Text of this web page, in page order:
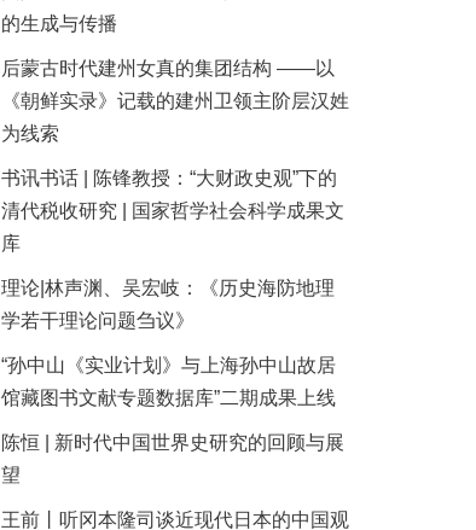
的生成与传播
后蒙古时代建州女真的集团结构 ——以
《朝鲜实录》记载的建州卫领主阶层汉姓
为线索
书讯书话 | 陈锋教授：“大财政史观”下的
清代税收研究 | 国家哲学社会科学成果文
库
理论|林声渊、吴宏岐：《历史海防地理
学若干理论问题刍议》
“孙中山《实业计划》与上海孙中山故居
馆藏图书文献专题数据库”二期成果上线
陈恒 | 新时代中国世界史研究的回顾与展
望
王前丨听冈本隆司谈近现代日本的中国观